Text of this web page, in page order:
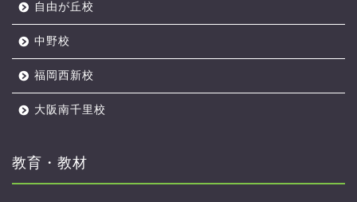
自由が丘校
中野校
福岡西新校
大阪南千里校
教育・教材